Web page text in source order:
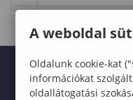
A weboldal
Oldalunk cookie-kat
információkat
oldallátogatási